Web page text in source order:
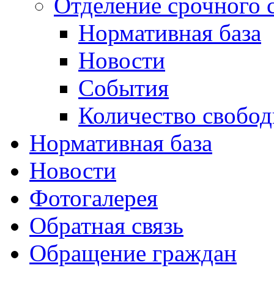
Нормативная база
Новости
События
Количество
Нормативная база
Новости
Фотогалерея
Обратная связь
Обращение граждан